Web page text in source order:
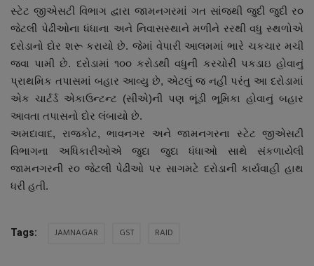
ગુજરાત
જુનાગઢ
Support US
બજારના સમાચાર
નાણાંકીય સમાચાર
સ્થાનિક સમાચાર
સ્ટેટ જીએસટી વિભાગ દ્વારા જામનગરમાં ગત સાંજથી જુદી જુદી ર૦
જેટલી પેઢીઓના ધંધાના અને નિવાસસ્થાને મળીને રરથી વધુ સ્થળોએ
દરોડાનો દોર શરૂ કરાયો છે. જેમાં વેપારી આલમમાં ભારે ચકચાર મચી
જવા પામી છે. દરોડામાં ૧૦૦ કરોડથી વધુની કરચોરી પકડાઇ હોવાનું
પ્રાથમિક તપાસમાં બહાર આવ્યુ છે, એટલું જ નહીં પરંતુ આ દરોડામાં
એક ચાર્ટર્ડ એકાઉન્ટન્ટ (સીએ)ની પણ ભૂંડી ભૂમિકા હોવાનું બહાર
આવતા તપાસનો દોર લંબાયો છે.
અમદાવાદ, રાજકોટ, ભાવનગર અને જામનગરના સ્ટેટ જીએસટી
વિભાગના અધિકારીઓએ જુદા જુદા ધંધાઓ સાથે સંકળાયેલી
જામનગરની ર૦ જેટલી પેઢીઓ પર સાગમટે દરોડાની કાર્યવાહી હાથ
ધરી હતી.
Tags: JAMNAGAR GST RAID